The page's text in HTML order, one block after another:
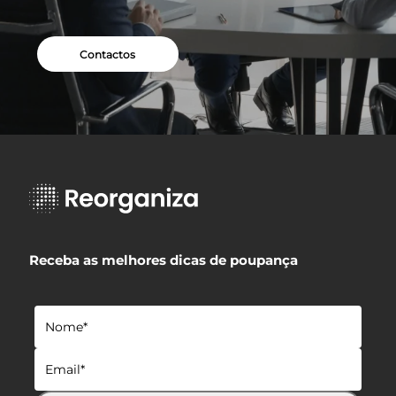
Contactos
Receba as melhores dicas de poupança